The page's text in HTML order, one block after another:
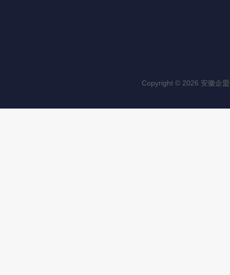
Copyright © 2026 安徽企